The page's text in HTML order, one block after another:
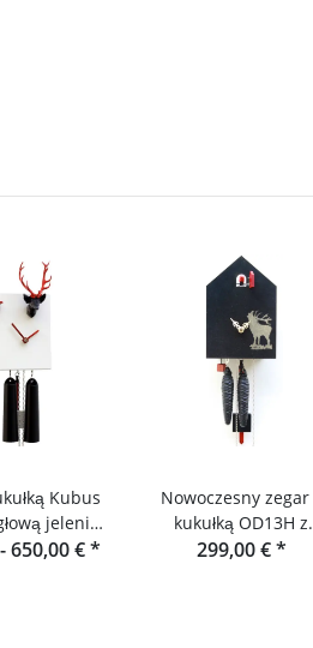
Kubus
& Haas
650,00 €*
Nowoczesny zegar
kukułką OD13H z
motywem jelenia
299,00 €*